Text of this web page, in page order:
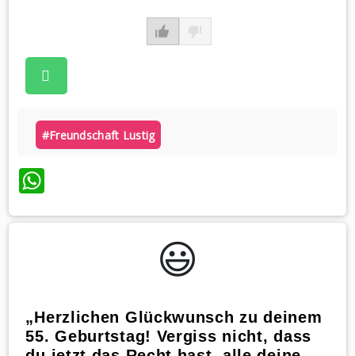
#freundschaft Lustig
WhatsApp
😃️
„Herzlichen Glückwunsch zu deinem
55. Geburtstag! Vergiss nicht, dass